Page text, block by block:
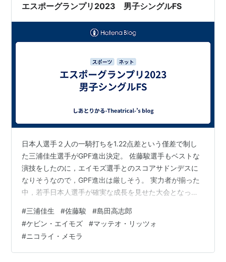
エスポーグランプリ2023 男子シングルFS
日本人選手２人の一騎打ちを1.22点差という僅差で制し
た三浦佳生選手がGPF進出決定。 佐藤駿選手もベストな
演技をしたのに，エイモズ選手とのスコアサドンデスに
なりそうなので，GPF進出は厳しそう。 実力者が揃った
中，若手日本人選手が確実な成長を見せた大会となっ
#三浦佳生 #佐藤駿 #島田高志郎
#ケビン・エイモズ #マッテオ・リッツォ
#ニコライ・メモラ